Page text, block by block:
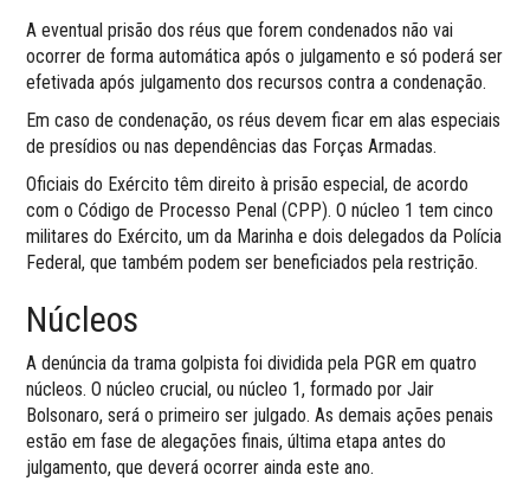
A eventual prisão dos réus que forem condenados não vai
ocorrer de forma automática após o julgamento e só poderá ser
efetivada após julgamento dos recursos contra a condenação.
Em caso de condenação, os réus devem ficar em alas especiais
de presídios ou nas dependências das Forças Armadas.
Oficiais do Exército têm direito à prisão especial, de acordo
com o Código de Processo Penal (CPP). O núcleo 1 tem cinco
militares do Exército, um da Marinha e dois delegados da Polícia
Federal, que também podem ser beneficiados pela restrição.
Núcleos
A denúncia da trama golpista foi dividida pela PGR em quatro
núcleos. O núcleo crucial, ou núcleo 1, formado por Jair
Bolsonaro, será o primeiro ser julgado. As demais ações penais
estão em fase de alegações finais, última etapa antes do
julgamento, que deverá ocorrer ainda este ano.